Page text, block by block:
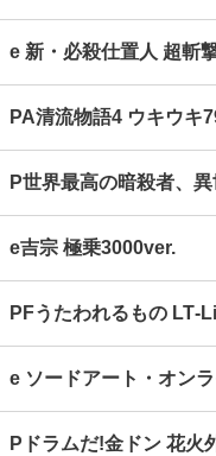
e 新・必殺仕置人 超斬
PA清流物語4 ウキウキ
P世界最高の暗殺者、
e吉宗 極乗3000ver.
PFうたわれるもの
e ソードアート・オン
Pドラムだ!金ドン 花火